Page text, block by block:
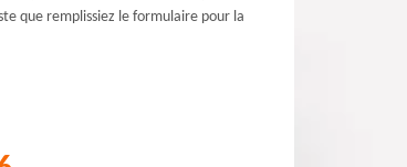
que remplissiez le formulaire pour la